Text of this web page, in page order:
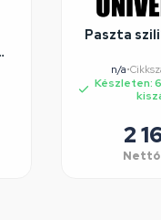
Paszta
n/a•
Készleten:
2
Nettó